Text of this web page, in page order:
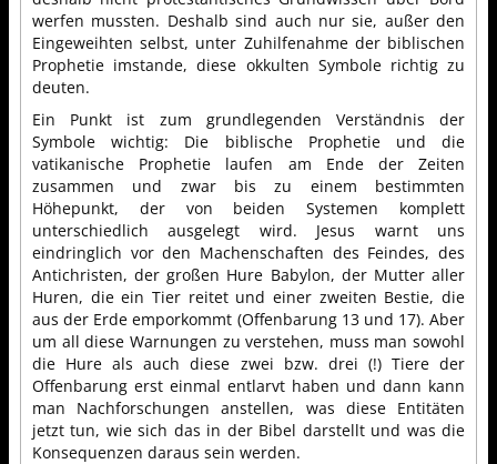
werfen mussten. Deshalb sind auch nur sie, außer den
Eingeweihten selbst, unter Zuhilfenahme der biblischen
Prophetie imstande, diese okkulten Symbole richtig zu
deuten.
Ein Punkt ist zum grundlegenden Verständnis der
Symbole wichtig: Die biblische Prophetie und die
vatikanische Prophetie laufen am Ende der Zeiten
zusammen und zwar bis zu einem bestimmten
Höhepunkt, der von beiden Systemen komplett
unterschiedlich ausgelegt wird. Jesus warnt uns
eindringlich vor den Machenschaften des Feindes, des
Antichristen, der großen Hure Babylon, der Mutter aller
Huren, die ein Tier reitet und einer zweiten Bestie, die
aus der Erde emporkommt (Offenbarung 13 und 17). Aber
um all diese Warnungen zu verstehen, muss man sowohl
die Hure als auch diese zwei bzw. drei (!) Tiere der
Offenbarung erst einmal entlarvt haben und dann kann
man Nachforschungen anstellen, was diese Entitäten
jetzt tun, wie sich das in der Bibel darstellt und was die
Konsequenzen daraus sein werden.